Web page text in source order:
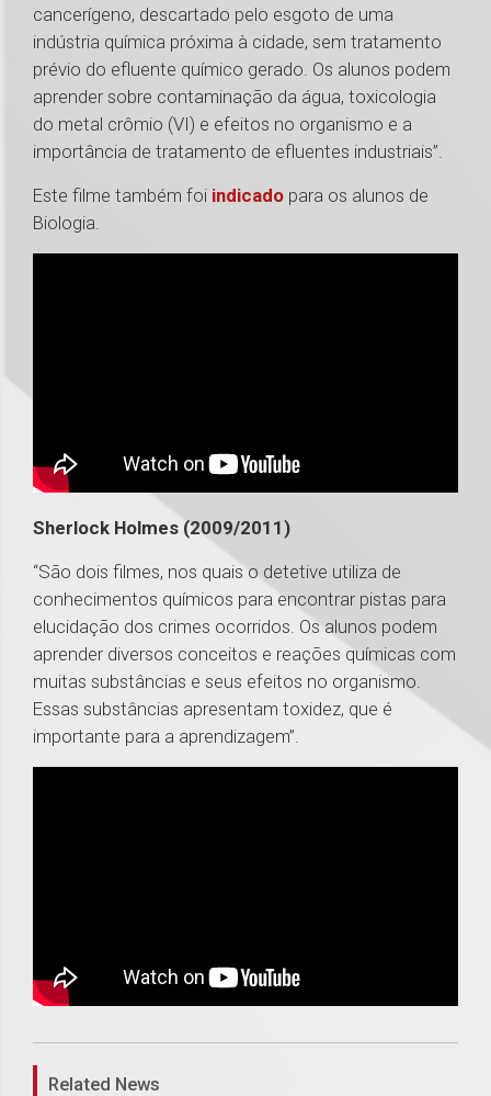
cancerígeno, descartado pelo esgoto de uma
indústria química próxima à cidade, sem tratamento
prévio do efluente químico gerado. Os alunos podem
aprender sobre contaminação da água, toxicologia
do metal crômio (VI) e efeitos no organismo e a
importância de tratamento de efluentes industriais”.
Este filme também foi indicado para os alunos de
Biologia.
Sherlock Holmes (2009/2011)
“São dois filmes, nos quais o detetive utiliza de
conhecimentos químicos para encontrar pistas para
elucidação dos crimes ocorridos. Os alunos podem
aprender diversos conceitos e reações químicas com
muitas substâncias e seus efeitos no organismo.
Essas substâncias apresentam toxidez, que é
importante para a aprendizagem”.
1
Related News